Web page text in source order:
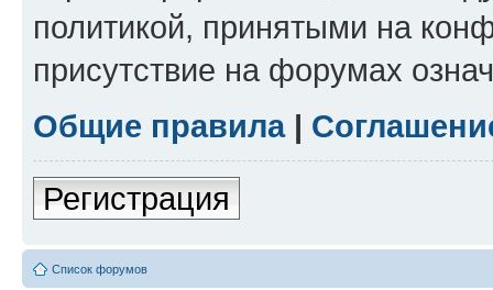
политикой, принятыми на
присутствие на форумах
Общие правила|
Регистрация
Список форумов